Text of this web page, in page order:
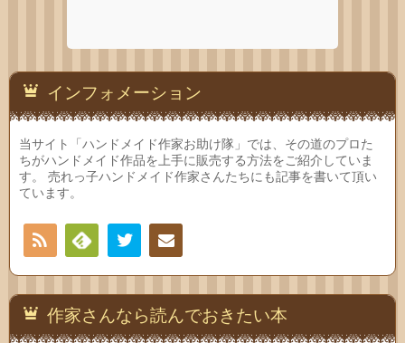
インフォメーション
当サイト「ハンドメイド作家お助け隊」では、その道のプロた
ちがハンドメイド作品を上手に販売する方法をご紹介していま
す。 売れっ子ハンドメイド作家さんたちにも記事を書いて頂い
ています。
RSS
Feedly
連絡
先
作家さんなら読んでおきたい本